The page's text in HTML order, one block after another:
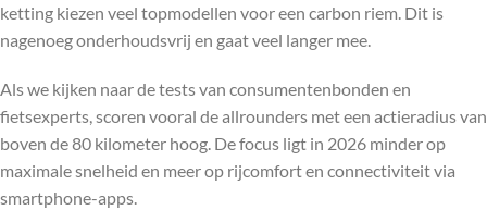
ketting kiezen veel topmodellen voor een carbon riem. Dit is
nagenoeg onderhoudsvrij en gaat veel langer mee.
Als we kijken naar de tests van consumentenbonden en
fietsexperts, scoren vooral de allrounders met een actieradius van
boven de 80 kilometer hoog. De focus ligt in 2026 minder op
maximale snelheid en meer op rijcomfort en connectiviteit via
smartphone-apps.